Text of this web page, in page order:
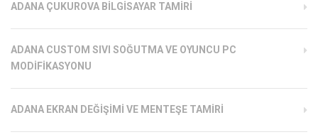
ADANA ÇUKUROVA BILGISAYAR TAMIRI
ADANA CUSTOM SIVI SOĞUTMA VE OYUNCU PC
MODIFIKASYONU
ADANA EKRAN DEĞIŞIMI VE MENTEŞE TAMIRI